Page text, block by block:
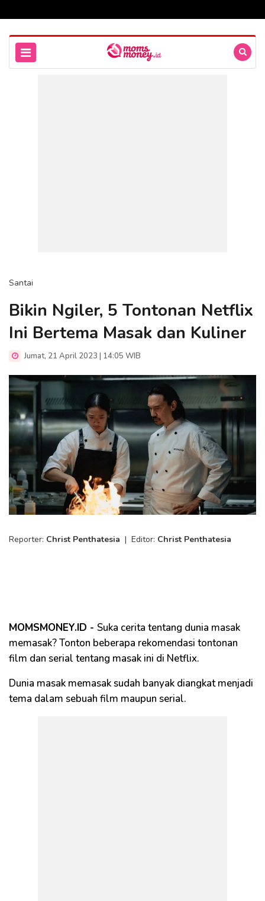
Santai
Bikin Ngiler, 5 Tontonan Netflix
Ini Bertema Masak dan Kuliner
Jumat, 21 April 2023 | 14:05 WIB
Reporter: Christ Penthatesia | Editor: Christ Penthatesia
MOMSMONEY.ID - Suka cerita tentang dunia masak
memasak? Tonton beberapa rekomendasi tontonan
film dan serial tentang masak ini di Netflix.
Dunia masak memasak sudah banyak diangkat menjadi
tema dalam sebuah film maupun serial.